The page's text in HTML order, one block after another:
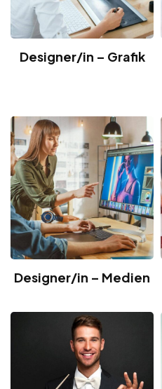
Designer/in – Grafik
Designer/in – Medien